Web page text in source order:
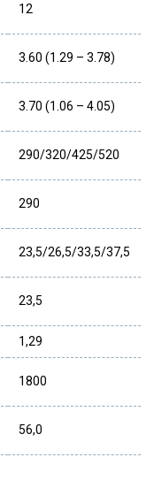
12
3.60 (1.29 – 3.78)
3.70 (1.06 – 4.05)
290/320/425/520
290
23,5/26,5/33,5/37,5
23,5
1,29
1800
56,0